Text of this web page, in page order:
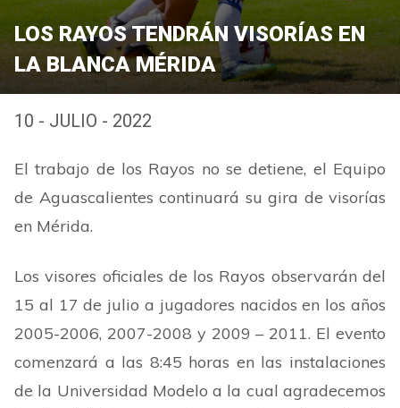
LOS RAYOS TENDRÁN VISORÍAS EN
LA BLANCA MÉRIDA
10 - JULIO - 2022
El trabajo de los Rayos no se detiene, el Equipo
de Aguascalientes continuará su gira de visorías
en Mérida.
Los visores oficiales de los Rayos observarán del
15 al 17 de julio a jugadores nacidos en los años
2005-2006, 2007-2008 y 2009–2011. El evento
comenzará a las 8:45 horas en las instalaciones
de la Universidad Modelo a la cual agradecemos